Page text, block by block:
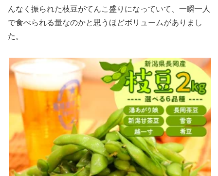
んなく振られた枝豆がてんこ盛りになっていて、一瞬一人
で食べられる量なのかと思うほどボリュームがありまし
た。